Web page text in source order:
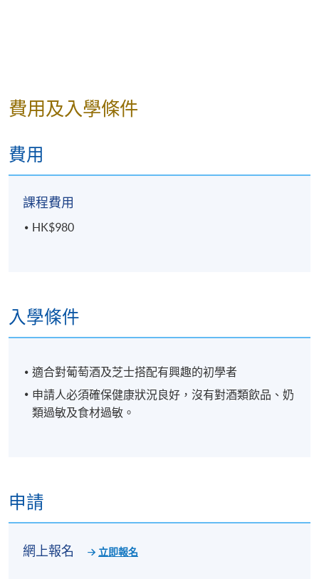
費用及入學條件
費用
課程費用
HK$980
入學條件
適合對葡萄酒及芝士搭配有興趣的初學者
申請人必須確保健康狀況良好，沒有對酒類飲品、奶
類過敏及食材過敏。
申請
網上報名 立即報名